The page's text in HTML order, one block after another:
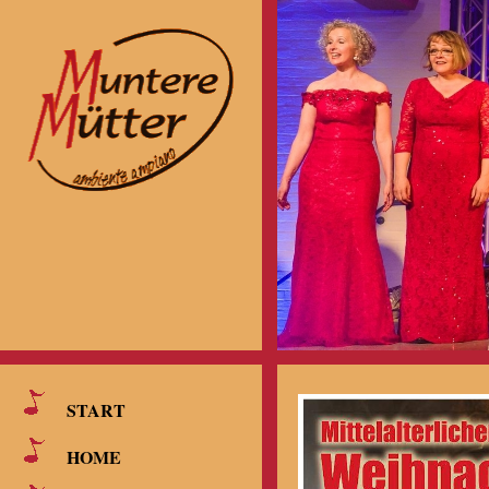
START
HOME